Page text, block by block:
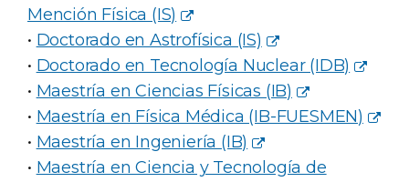
Mención Física (IS)
• Doctorado en Astrofísica (IS)
• Doctorado en Tecnología Nuclear (IDB)
• Maestría en Ciencias Físicas (IB)
• Maestría en Física Médica (IB-FUESMEN)
• Maestría en Ingeniería (IB)
• Maestría en Ciencia y Tecnología de